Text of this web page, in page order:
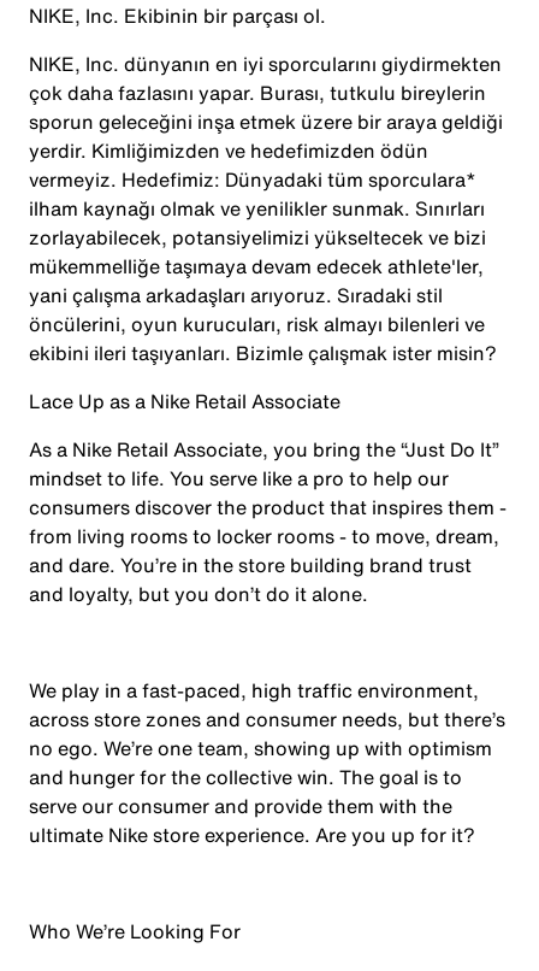
NIKE, Inc. Ekibinin bir parçası ol.
NIKE, Inc. dünyanın en iyi sporcularını giydirmekten
çok daha fazlasını yapar. Burası, tutkulu bireylerin
sporun geleceğini inşa etmek üzere bir araya geldiği
yerdir. Kimliğimizden ve hedefimizden ödün
vermeyiz. Hedefimiz: Dünyadaki tüm sporculara*
ilham kaynağı olmak ve yenilikler sunmak. Sınırları
zorlayabilecek, potansiyelimizi yükseltecek ve bizi
mükemmelliğe taşımaya devam edecek athlete'ler,
yani çalışma arkadaşları arıyoruz. Sıradaki stil
öncülerini, oyun kurucuları, risk almayı bilenleri ve
ekibini ileri taşıyanları. Bizimle çalışmak ister misin?
Lace Up as a Nike Retail Associate
As a Nike Retail Associate, you bring the “Just Do It”
mindset to life. You serve like a pro to help our
consumers discover the product that inspires them -
from living rooms to locker rooms - to move, dream,
and dare. You’re in the store building brand trust
and loyalty, but you don’t do it alone.
We play in a fast-paced, high traffic environment,
across store zones and consumer needs, but there’s
no ego. We’re one team, showing up with optimism
and hunger for the collective win. The goal is to
serve our consumer and provide them with the
ultimate Nike store experience. Are you up for it?
Who We’re Looking For